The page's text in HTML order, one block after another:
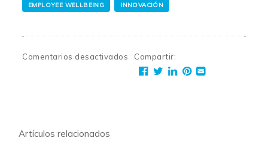
EMPLOYEE WELLBEING INNOVACIÓN
Comentarios desactivados Compartir:
Artículos relacionados